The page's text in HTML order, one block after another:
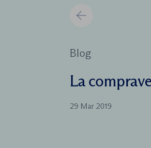
Blog
La
29 Mar 2019